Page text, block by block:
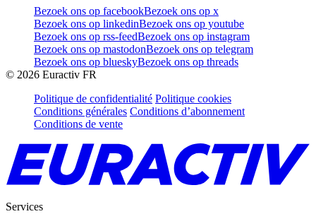
Bezoek ons op facebookBezoek ons op x
Bezoek ons op linkedinBezoek ons op youtube
Bezoek ons op rss-feedBezoek ons op instagram
Bezoek ons op mastodonBezoek ons op telegram
Bezoek ons op blueskyBezoek ons op threads
© 2026 Euractiv FR
Politique de confidentialité Politique cookies
Conditions générales Conditions d’abonnement
Conditions de vente
Services